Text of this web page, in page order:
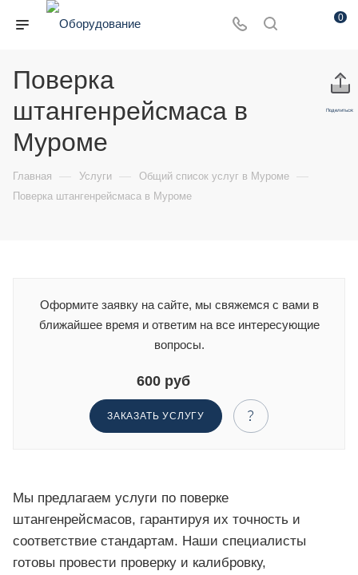
0
Поделиться:
Поверка
штангенрейсмаса в
Муроме
Главная — Услуги — Общий список услуг в Муроме —
Поверка штангенрейсмаса в Муроме
Оформите заявку на сайте, мы свяжемся с вами в
ближайшее время и ответим на все интересующие
вопросы.
600 руб
ЗАКАЗАТЬ УСЛУГУ
Мы предлагаем услуги по поверке
штангенрейсмасов, гарантируя их точность и
соответствие стандартам. Наши специалисты
готовы провести проверку и калибровку,